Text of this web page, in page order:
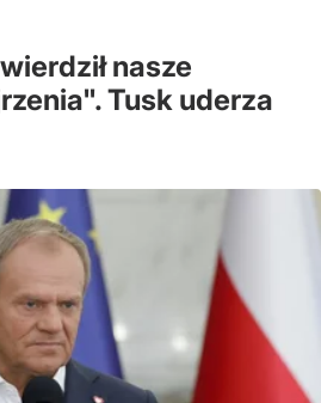
nasze
Tusk uderza